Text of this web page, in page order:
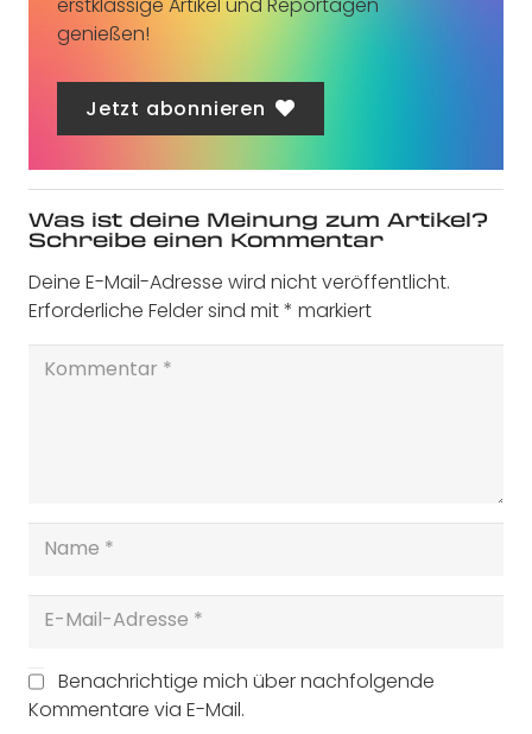
genießen!
Jetzt abonnieren
Was ist deine Meinung zum Artikel?
Schreibe einen Kommentar
Deine E-Mail-Adresse wird nicht veröffentlicht.
Erforderliche Felder sind mit* markiert
Benachrichtige mich über nachfolgende
Kommentare via E-Mail.